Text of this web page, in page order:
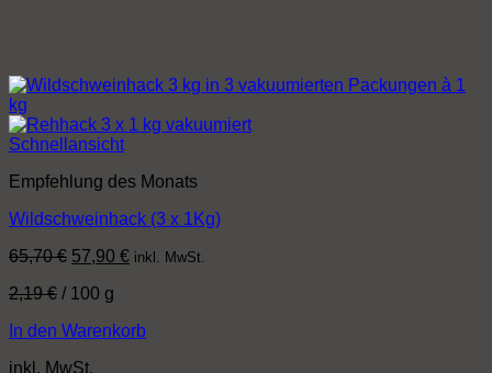
Schnellansicht
Empfehlung des Monats
Wildschweinhack (3 x 1Kg)
65,70€ Ursprünglicher
war:
57,90 €Aktueller
inkl. MwSt.
2,19€ / 100 g
In den Warenkorb
inkl. MwSt.